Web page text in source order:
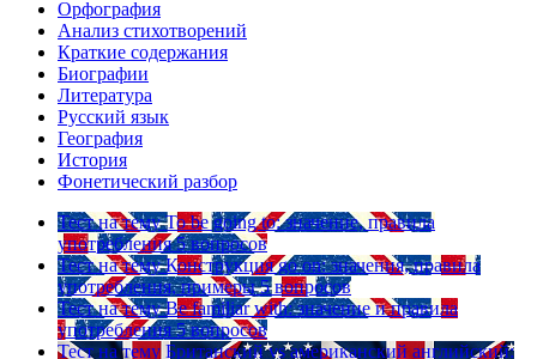
Орфография
Анализ стихотворений
Краткие содержания
Биографии
Литература
Русский язык
География
История
Фонетический разбор
Тест на тему To be going to: значение, правила
употребления 5 вопросов
Тест на тему Конструкция go on: значения, правила
употребления, примеры 5 вопросов
Тест на тему Be familiar with: значение и правила
употребления 5 вопросов
Тест на тему Британский vs американский английский: